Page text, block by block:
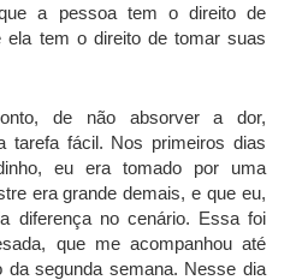
a pessoa tem o direito de
ela tem o direito de tomar suas
de não absorver a dor,
tarefa fácil. Nos primeiros dias
eu era tomado por uma
era grande demais, e que eu,
diferença no cenário. Essa foi
que me acompanhou até
da segunda semana. Nesse dia